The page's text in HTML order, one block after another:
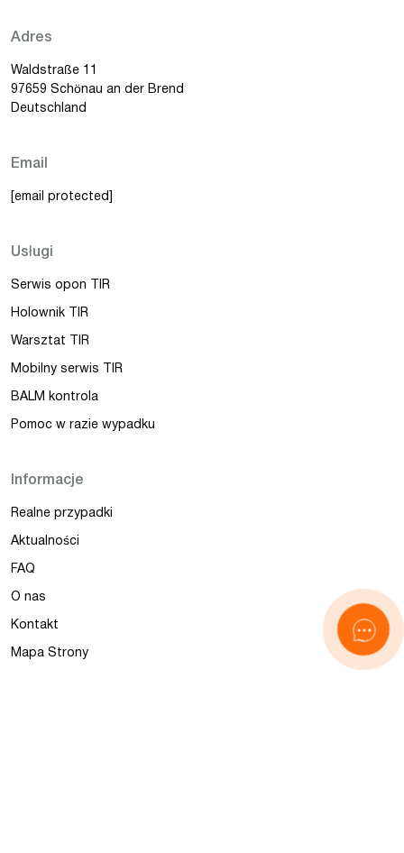
Adres
Waldstraße 11
97659 Schönau an der Brend
Deutschland
Email
[email protected]
Usługi
Serwis opon TIR
Holownik TIR
Warsztat TIR
Mobilny serwis TIR
BALM kontrola
Pomoc w razie wypadku
Informacje
Realne przypadki
Aktualności
FAQ
O nas
Kontakt
Mapa Strony